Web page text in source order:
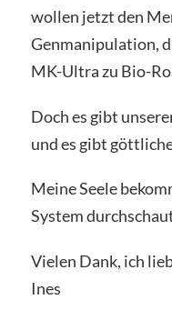
wollen jetzt den
Genmanipulation,
MK-Ultra zu Bio-
Doch es gibt
und es gibt
Meine Seele
System
Vielen Dank, ich
Ines